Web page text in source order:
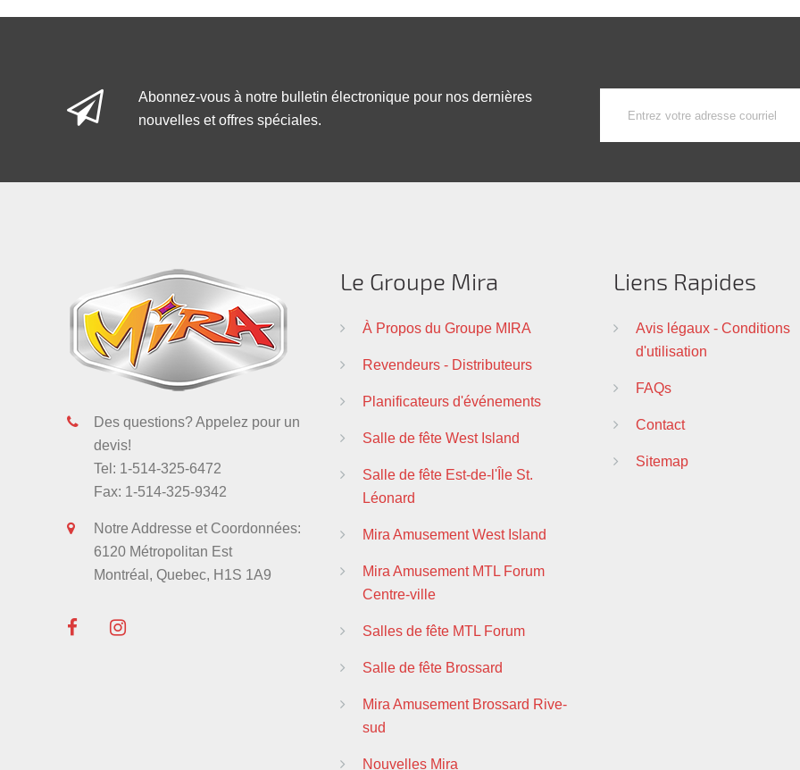
Abonnez-vous à notre bulletin électronique pour nos dernières
nouvelles et offres spéciales.
Des questions? Appelez pour un
devis!
Tel: 1-514-325-6472
Fax: 1-514-325-9342
Notre Addresse et Coordonnées:
6120 Métropolitan Est
Montréal, Quebec, H1S 1A9
Le Groupe Mira
À Propos du Groupe MIRA
Revendeurs - Distributeurs
Planificateurs d'événements
Salle de fête West Island
Salle de fête Est-de-l'Île St.
Léonard
Mira Amusement West Island
Mira Amusement MTL Forum
Centre-ville
Salles de fête MTL Forum
Salle de fête Brossard
Mira Amusement Brossard Rive-
sud
Nouvelles Mira
Liens Rapides
Avis légaux - Conditions
d'utilisation
FAQs
Contact
Sitemap